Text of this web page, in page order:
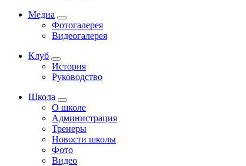
Медиа
Фотогалерея
Видеогалерея
Клуб
История
Руководство
Школа
О школе
Администрация
Тренеры
Новости школы
Фото
Видео